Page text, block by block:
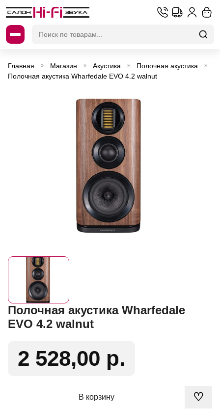
Главная » Магазин » Акустика » Полочная акустика »
Полочная акустика Wharfedale EVO 4.2 walnut
Полочная акустика Wharfedale
EVO 4.2 walnut
2 528,00 р.
В корзину ♡